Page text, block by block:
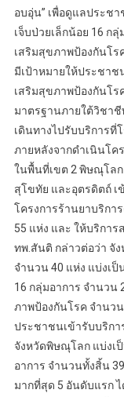
อบอุ่น” เพื่อดูแลประช
เจ็บป่วยเล็กน้อย 16 ก
เสริมสุขภาพป้องกันโ
มีเป้าหมายให้ประชาช
เสริมสุขภาพป้องกันโร
มาตรฐานภายใต้วิชาชี
เดินทางไปรับบริการที่
ภายหลังจากดำเนินโค
ในพื้นที่เขต 2 พิษณุโล
สุโขทัย และอุตรดิตถ์ เ
โครงการร้านยาบริกา
55 แห่ง และ ให้บริกา
ทพ.สันติ กล่าวต่อว่า จั
จำนวน 40 แห่ง แบ่งเป็
16 กลุ่มอาการ จำนวน
ภาพป้องกันโรค จำนว
ประชาชนเข้ารับบริก
จังหวัดพิษณุโลก แบ่งเ
อาการ จำนวนทั้งสิ้น
มากที่สุด 5 อันดับแรก ไ